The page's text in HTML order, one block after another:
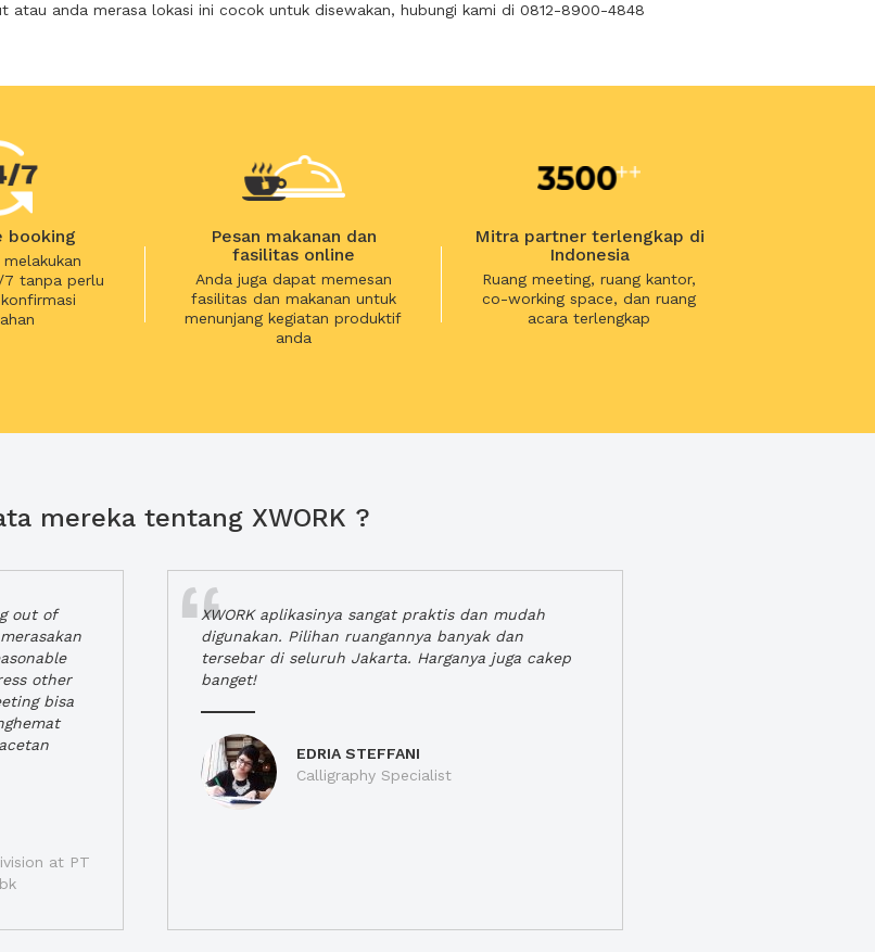
atau anda merasa lokasi ini cocok untuk disewakan, hubungi kami di 0812-8900-4848
booking
7 tanpa perlu
Pesan makanan dan
fasilitas online
Anda juga dapat memesan
fasilitas dan makanan untuk
menunjang kegiatan produktif
anda
Mitra partner terlengkap di
Indonesia
Ruang meeting, ruang kantor,
co-working space, dan ruang
acara terlengkap
mereka tentang XWORK ?
out of
other
bisa
at PT
XWORK aplikasinya sangat praktis dan mudah
digunakan. Pilihan ruangannya banyak dan
tersebar di seluruh Jakarta. Harganya juga cakep
banget!
EDRIA STEFFANI
Calligraphy Specialist